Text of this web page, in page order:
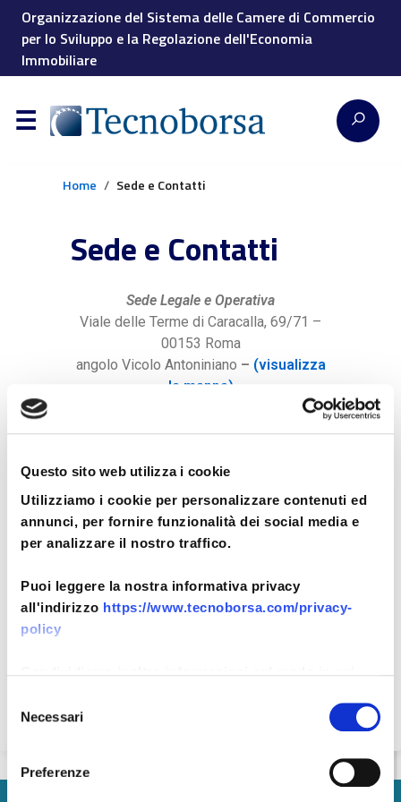
Questo sito web utilizza i cookie
Utilizziamo i cookie per personalizzare contenuti ed
annunci, per fornire funzionalità dei social media e
per analizzare il nostro traffico.
Puoi leggere la nostra informativa privacy
all'indirizzo https://www.tecnoborsa.com/privacy-
policy
occupano di analisi dei dati web, pubblicità e social
informazioni che ha fornito loro o che hanno raccolto
dal suo utilizzo dei loro servizi.
delNecessari
Preferenze
Organizzazione del Sistema delle Camere di Commercio
per lo Sviluppo e la Regolazione dell'Economia
Immobiliare
Home Sede e Contatti
Sede e Contatti
Sede Legale e Operativa
Viale delle Terme di Caracalla, 69/71 –
00153 Roma
angolo Vicolo Antoniniano – (visualizza
la mappa)
Tel. +39.06.57300710 E-Mail:
tecnoborsa@legalmail.it